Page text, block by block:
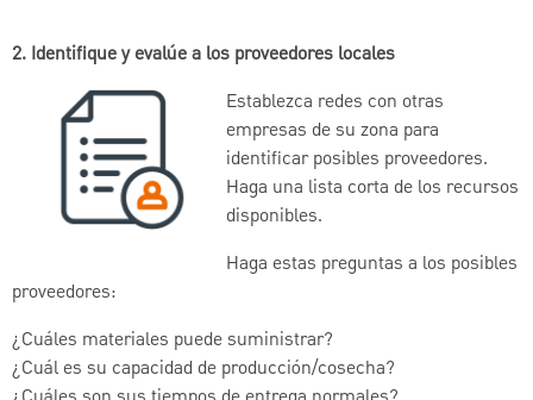
2. Identifique y evalúe a los proveedores locales
Establezca redes con otras
empresas de su zona para
identificar posibles proveedores.
Haga una lista corta de los recursos
disponibles.
Haga estas preguntas a los posibles
proveedores:
¿Cuáles materiales puede suministrar?
¿Cuál es su capacidad de producción/cosecha?